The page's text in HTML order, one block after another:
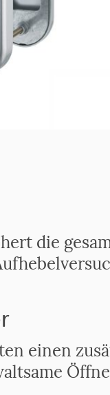
die
einen